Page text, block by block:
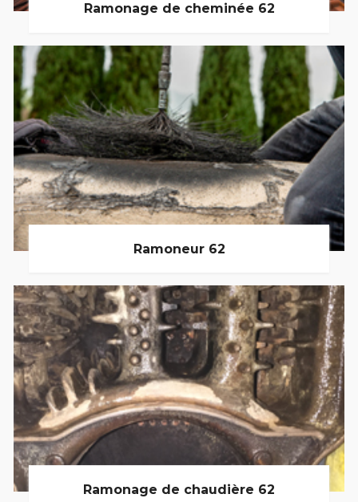
Ramonage de cheminée 62
Ramoneur 62
Ramonage de chaudière 62